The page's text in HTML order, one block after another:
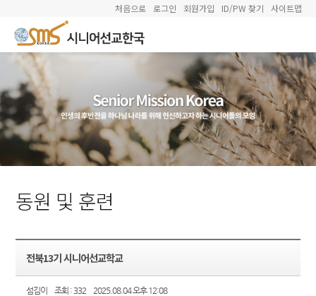
처음으로 로그인 회원가입 ID/PW 찾기 사이트맵
동원 및 훈련
전북13기 시니어선교학교
섬김이 조회 : 332 2025.08.04 오후 12:08